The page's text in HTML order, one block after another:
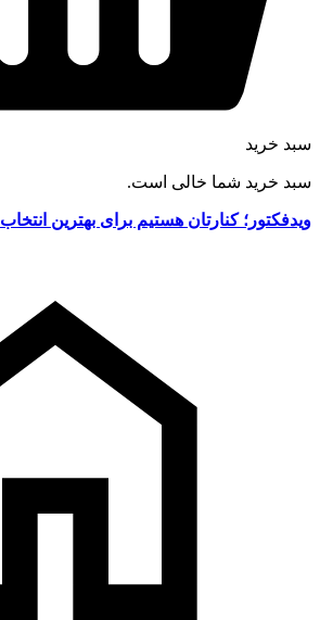
سبد خرید
سبد خرید شما خالی است.
ویدفکتور؛ کنارتان هستیم برای بهترین انتخاب